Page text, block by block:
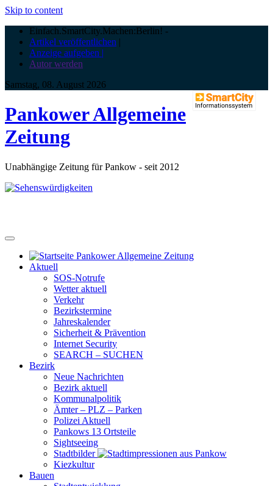
Skip to content
Einfach.SmartCity.Machen:Berlin! -
Artikel veröffentlichen |
Anzeige aufgeben |
Autor werden
Samstag, 08. August 2026
Pankower Allgemeine
Zeitung
Unabhängige Zeitung für Pankow - seit 2012
Aktuell
SOS-Notrufe
Wetter aktuell
Verkehr
Bezirkstermine
Jahreskalender
Sicherheit & Prävention
Internet Security
SEARCH – SUCHEN
Bezirk
Neue Nachrichten
Bezirk aktuell
Kommunalpolitik
Ämter – PLZ – Parken
Polizei Aktuell
Pankows 13 Ortsteile
Sightseeing
Stadtbilder
Kiezkultur
Bauen